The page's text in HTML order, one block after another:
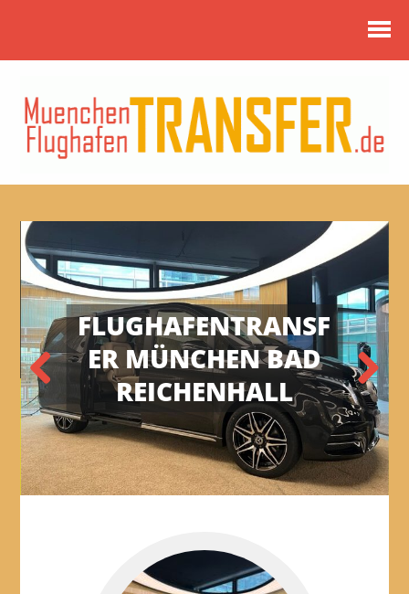
FLUGHAFENTRANSF
ER MÜNCHEN BAD
REICHENHALL
Previ
ous
Next